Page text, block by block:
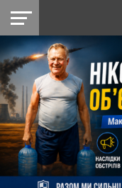
НІКОПОЛЬ
РАЙОН
СІЧЕСЛАВСЬКА
УКРАЇНА
РЕТРО
НІКОПОЛЬ
ЛАЙТ
УКРАЇНА
ДОПОМОГА
РАДІО